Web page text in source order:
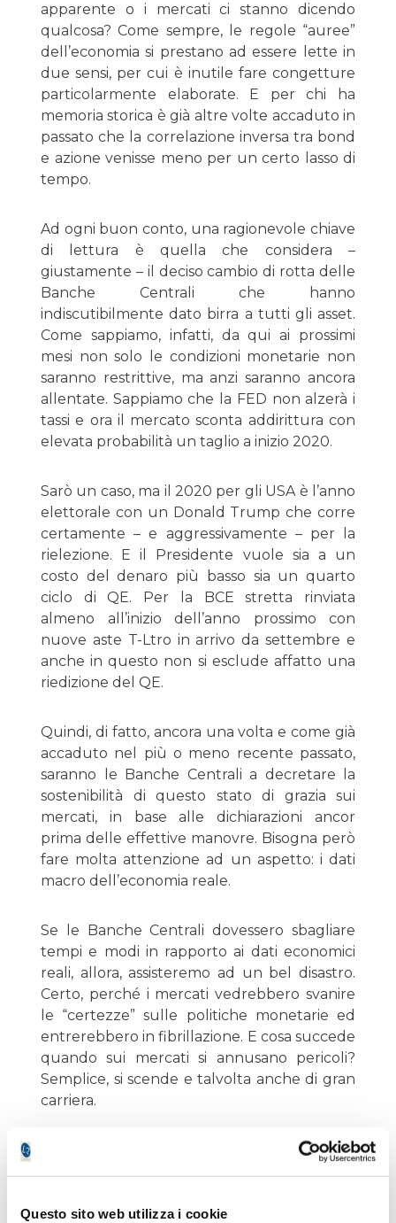
Questo sito web utilizza i cookie
apparente o i mercati ci stanno dicendo
qualcosa? Come sempre, le regole “auree”
dell’economia si prestano ad essere lette in
due sensi, per cui è inutile fare congetture
particolarmente elaborate. E per chi ha
memoria storica è già altre volte accaduto in
passato che la correlazione inversa tra bond
e azione venisse meno per un certo lasso di
tempo.
Ad ogni buon conto, una ragionevole chiave
di lettura è quella che considera –
giustamente – il deciso cambio di rotta delle
Banche Centrali che hanno
indiscutibilmente dato birra a tutti gli asset.
Come sappiamo, infatti, da qui ai prossimi
mesi non solo le condizioni monetarie non
saranno restrittive, ma anzi saranno ancora
allentate. Sappiamo che la FED non alzerà i
tassi e ora il mercato sconta addirittura con
elevata probabilità un taglio a inizio 2020.
Sarò un caso, ma il 2020 per gli USA è l’anno
elettorale con un Donald Trump che corre
certamente – e aggressivamente – per la
rielezione. E il Presidente vuole sia a un
costo del denaro più basso sia un quarto
ciclo di QE. Per la BCE stretta rinviata
almeno all’inizio dell’anno prossimo con
nuove aste T-Ltro in arrivo da settembre e
anche in questo non si esclude affatto una
riedizione del QE.
Quindi, di fatto, ancora una volta e come già
accaduto nel più o meno recente passato,
saranno le Banche Centrali a decretare la
sostenibilità di questo stato di grazia sui
mercati, in base alle dichiarazioni ancor
prima delle effettive manovre. Bisogna però
fare molta attenzione ad un aspetto: i dati
macro dell’economia reale.
Se le Banche Centrali dovessero sbagliare
tempi e modi in rapporto ai dati economici
reali, allora, assisteremo ad un bel disastro.
Certo, perché i mercati vedrebbero svanire
le “certezze” sulle politiche monetarie ed
entrerebbero in fibrillazione. E cosa succede
quando sui mercati si annusano pericoli?
Semplice, si scende e talvolta anche di gran
carriera.
La situazione è delicata e bisogna esserne
i listini ormai a contatto con la resistenza –